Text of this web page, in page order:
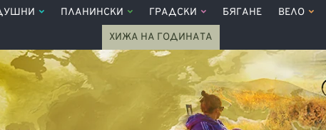
ПЛАНИНСКИ ГРАДСКИ БЯГАНЕ ВЕЛО
ХИЖА НА ГОДИНАТА